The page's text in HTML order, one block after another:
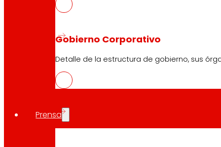
Gobierno Corporativo
Detalle de la estructura de gobierno, sus
Prensa